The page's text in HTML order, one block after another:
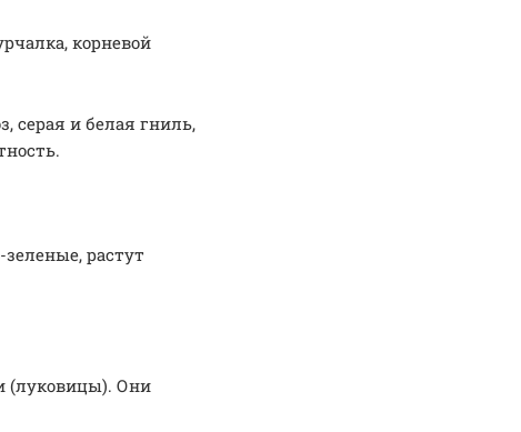
корневой
серая и белая гниль,
растут
(луковицы). Они